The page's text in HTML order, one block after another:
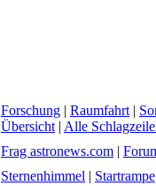
Forschung | Raumfahrt |
Übersicht | Alle
Frag astronews.com |
Sternenhimmel | Startrampe